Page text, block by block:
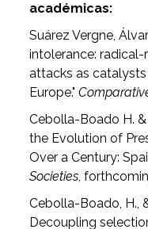
académicas:
Suárez Vergne,
intolerance:
attacks as
Europe."
Cebolla-Boado H.
the Evolution of
Over a Century:
Societies,
Cebolla-Boado, H.,
Decoupling